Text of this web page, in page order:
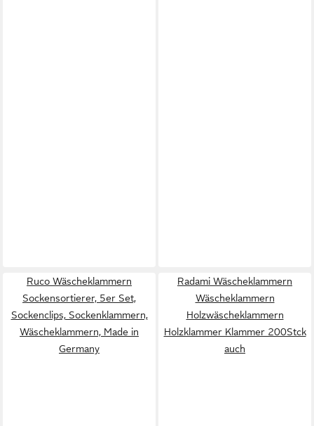
Ruco Wäscheklammern
Sockensortierer, 5er Set,
Sockenclips, Sockenklammern,
Wäscheklammern, Made in
Germany
Radami Wäscheklammern
Wäscheklammern
Holzwäscheklammern
Holzklammer Klammer 200Stck
auch